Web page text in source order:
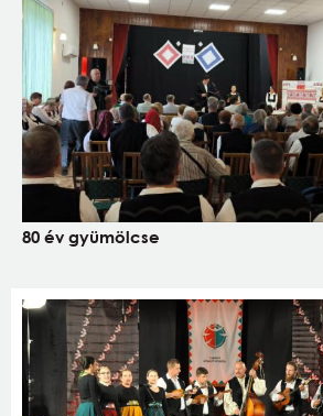
80 év gyümölcse